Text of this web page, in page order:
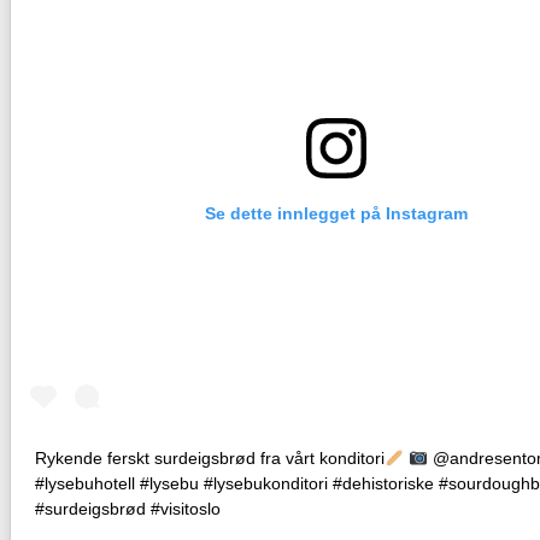
Se dette innlegget på Instagram
Rykende ferskt surdeigsbrød fra vårt konditori
#lysebuhotell #lysebu #lysebukonditori #dehistoriske
#surdeigsbrød #visitoslo